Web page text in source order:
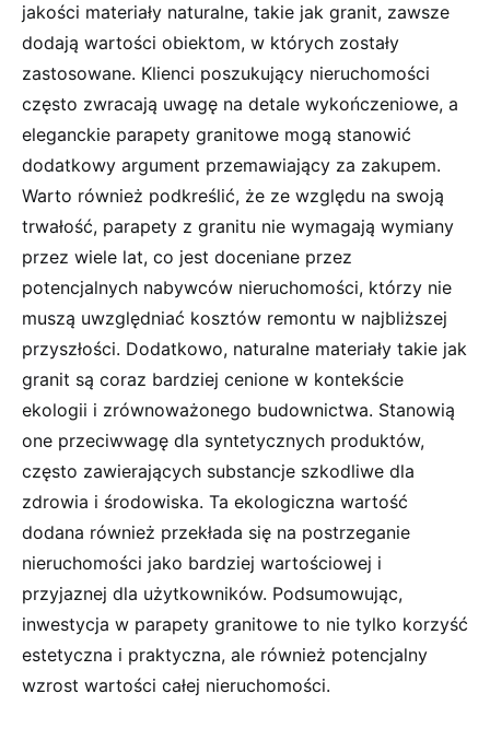
jakości materiały naturalne, takie jak granit, zawsze
dodają wartości obiektom, w których zostały
zastosowane. Klienci poszukujący nieruchomości
często zwracają uwagę na detale wykończeniowe, a
eleganckie parapety granitowe mogą stanowić
dodatkowy argument przemawiający za zakupem.
Warto również podkreślić, że ze względu na swoją
trwałość, parapety z granitu nie wymagają wymiany
przez wiele lat, co jest doceniane przez
potencjalnych nabywców nieruchomości, którzy nie
muszą uwzględniać kosztów remontu w najbliższej
przyszłości. Dodatkowo, naturalne materiały takie jak
granit są coraz bardziej cenione w kontekście
ekologii i zrównoważonego budownictwa. Stanowią
one przeciwwagę dla syntetycznych produktów,
często zawierających substancje szkodliwe dla
zdrowia i środowiska. Ta ekologiczna wartość
dodana również przekłada się na postrzeganie
nieruchomości jako bardziej wartościowej i
przyjaznej dla użytkowników. Podsumowując,
inwestycja w parapety granitowe to nie tylko korzyść
estetyczna i praktyczna, ale również potencjalny
wzrost wartości całej nieruchomości.